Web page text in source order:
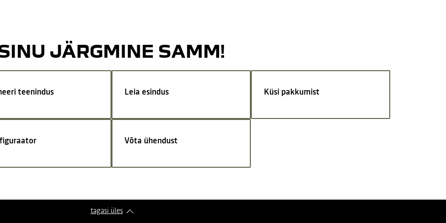
JÄRGMINE SAMM!
teenindus Leia esindus Küsi pakkumist
Võta ühendust
tagasi üles